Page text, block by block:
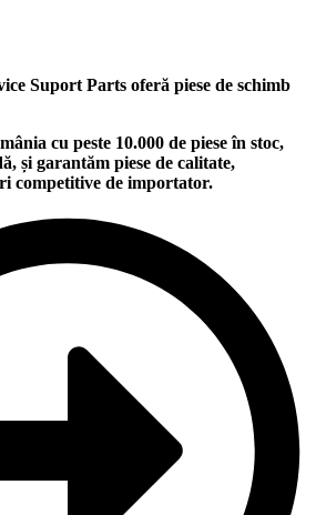
Suport Parts oferă piese de schimb
cu peste 10.000 de piese în stoc,
, și garantăm piese de calitate,
competitive de importator.